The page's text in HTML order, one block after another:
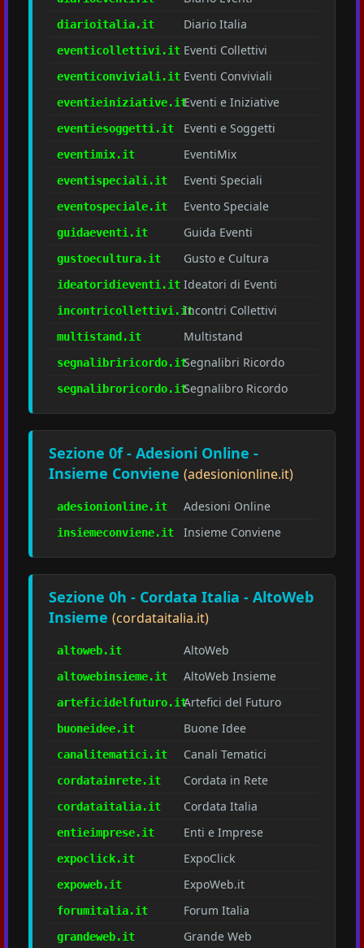
diarioitalia.it Diario Italia
eventicollettivi.it Eventi Collettivi
eventiconviviali.it Eventi Conviviali
eventieiniziative.itEventi e Iniziative
eventiesoggetti.it Eventi e Soggetti
eventimix.it EventiMix
eventispeciali.it Eventi Speciali
eventospeciale.it Evento Speciale
guidaeventi.it Guida Eventi
gustoecultura.it Gusto e Cultura
ideatoridieventi.it Ideatori di Eventi
incontricollettivi.itIncontri Collettivi
multistand.it Multistand
segnalibriricordo.itSegnalibri Ricordo
segnalibroricordo.itSegnalibro Ricordo
Sezione 0f - Adesioni Online -
Insieme Conviene (adesionionline.it)
adesionionline.it Adesioni Online
insiemeconviene.it Insieme Conviene
Sezione 0h - Cordata Italia - AltoWeb
Insieme (cordataitalia.it)
altoweb.it AltoWeb
altowebinsieme.it AltoWeb Insieme
arteficidelfuturo.itArtefici del Futuro
buoneidee.it Buone Idee
canalitematici.it Canali Tematici
cordatainrete.it Cordata in Rete
cordataitalia.it Cordata Italia
entieimprese.it Enti e Imprese
expoclick.it ExpoClick
expoweb.it ExpoWeb.it
forumitalia.it Forum Italia
grandeweb.it Grande Web